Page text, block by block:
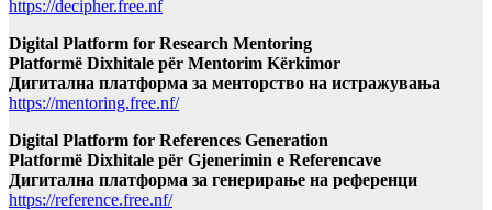
https://decipher.free.nf
Digital Platform for Research Mentoring
Platformë Dixhitale për Mentorim Kërkimor
Дигитална платформа за менторство на истражувања
https://mentoring.free.nf/
Digital Platform for References Generation
Platformë Dixhitale për Gjenerimin e Referencave
Дигитална платформа за генерирање на референци
https://reference.free.nf/